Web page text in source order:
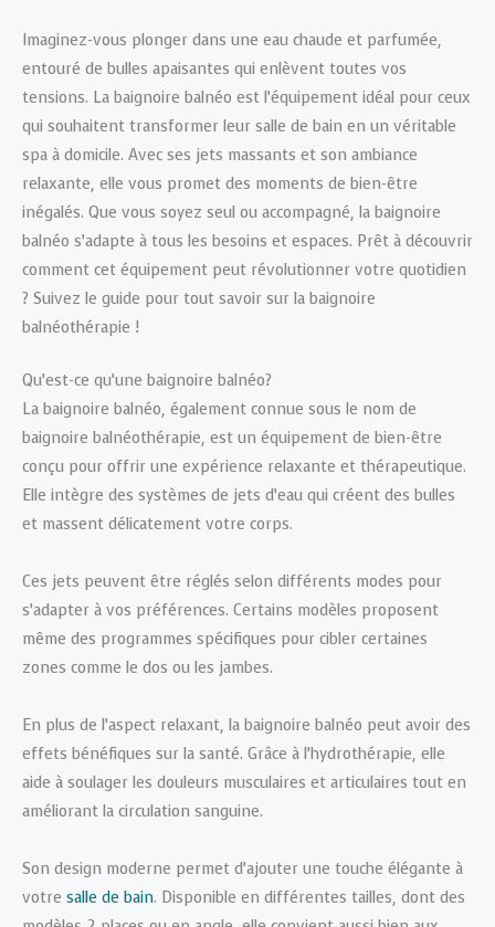
Imaginez-vous plonger dans une eau chaude et parfumée,
entouré de bulles apaisantes qui enlèvent toutes vos
tensions. La baignoire balnéo est l’équipement idéal pour ceux
qui souhaitent transformer leur salle de bain en un véritable
spa à domicile. Avec ses jets massants et son ambiance
relaxante, elle vous promet des moments de bien-être
inégalés. Que vous soyez seul ou accompagné, la baignoire
balnéo s’adapte à tous les besoins et espaces. Prêt à découvrir
comment cet équipement peut révolutionner votre quotidien
? Suivez le guide pour tout savoir sur la baignoire
balnéothérapie !
Qu’est-ce qu’une baignoire balnéo?
La baignoire balnéo, également connue sous le nom de
baignoire balnéothérapie, est un équipement de bien-être
conçu pour offrir une expérience relaxante et thérapeutique.
Elle intègre des systèmes de jets d’eau qui créent des bulles
et massent délicatement votre corps.
Ces jets peuvent être réglés selon différents modes pour
s’adapter à vos préférences. Certains modèles proposent
même des programmes spécifiques pour cibler certaines
zones comme le dos ou les jambes.
En plus de l’aspect relaxant, la baignoire balnéo peut avoir des
effets bénéfiques sur la santé. Grâce à l’hydrothérapie, elle
aide à soulager les douleurs musculaires et articulaires tout en
améliorant la circulation sanguine.
Son design moderne permet d’ajouter une touche élégante à
votre salle de bain. Disponible en différentes tailles, dont des